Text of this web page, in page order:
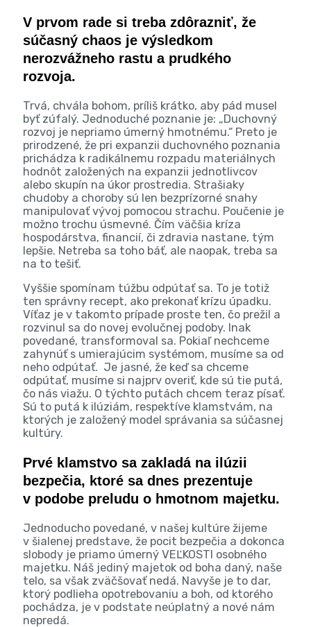
V prvom rade si treba zdôrazniť, že
súčasný chaos je výsledkom
nerozvážneho rastu a prudkého
rozvoja.
Trvá, chvála bohom, príliš krátko, aby pád musel
byť zúfalý. Jednoduché poznanie je: „Duchovný
rozvoj je nepriamo úmerný hmotnému.“ Preto je
prirodzené, že pri expanzii duchovného poznania
prichádza k radikálnemu rozpadu materiálnych
hodnôt založených na expanzii jednotlivcov
alebo skupín na úkor prostredia. Strašiaky
chudoby a choroby sú len bezprízorné snahy
manipulovať vývoj pomocou strachu. Poučenie je
možno trochu úsmevné. Čím väčšia kríza
hospodárstva, financií, či zdravia nastane, tým
lepšie. Netreba sa toho báť, ale naopak, treba sa
na to tešiť.
Vyššie spomínam túžbu odpútať sa. To je totiž
ten správny recept, ako prekonať krízu úpadku.
Víťaz je v takomto prípade proste ten, čo prežil a
rozvinul sa do novej evolučnej podoby. Inak
povedané, transformoval sa. Pokiaľ nechceme
zahynúť s umierajúcim systémom, musíme sa od
neho odpútať. Je jasné, že keď sa chceme
odpútať, musíme si najprv overiť, kde sú tie putá,
čo nás viažu. O týchto putách chcem teraz písať.
Sú to putá k ilúziám, respektíve klamstvám, na
ktorých je založený model správania sa súčasnej
kultúry.
Prvé klamstvo sa zakladá na ilúzii
bezpečia, ktoré sa dnes prezentuje
v podobe preludu o hmotnom majetku.
Jednoducho povedané, v našej kultúre žijeme
v šialenej predstave, že pocit bezpečia a dokonca
slobody je priamo úmerný VEĽKOSTI osobného
majetku. Náš jediný majetok od boha daný, naše
telo, sa však zväčšovať nedá. Navyše je to dar,
ktorý podlieha opotrebovaniu a boh, od ktorého
pochádza, je v podstate neúplatný a nové nám
nepredá.